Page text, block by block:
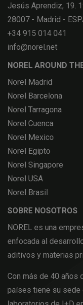
Jesús Aprendiz, 19.
28007 - Madrid -
+34 915 014 041
info@norel.net
NOREL AROUND
Norel Madrid
Norel Barcelona
Norel Tarragona
Norel Cuenca
Norel Mexico
Norel Egipto
Norel Singapore
Norel USA
Norel Brasil
SOBRE NOSOTROS
NOREL es una
enfocada al
aditivos y materias
Con más de 40 años
países tiene su sede